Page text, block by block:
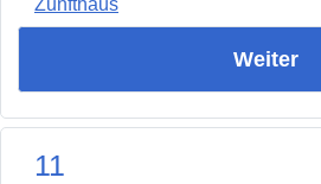
Zunfthaus
Weiter
11